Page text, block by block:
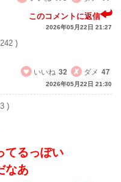
このコメントに返信
2026年05月22日 21:27
)
いいね 32 ダメ 47
2026年05月22日 21:30
)
てるっぽい
なあ